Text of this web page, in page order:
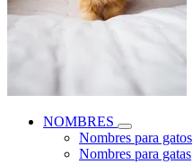
NOMBRES
Nombres para gatos
Nombres para gatas